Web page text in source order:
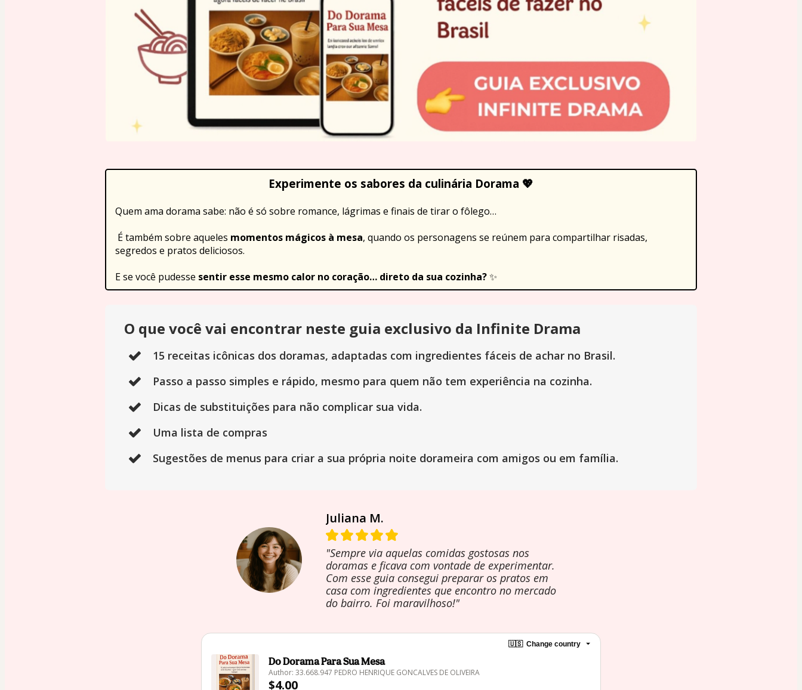
Experimente os sabores da culinária Dorama 💖
Quem ama dorama sabe: não é só sobre romance, lágrimas e finais de tirar o fôlego…
É também sobre aqueles momentos mágicos à mesa, quando os personagens se reúnem para compartilhar risadas,
segredos e pratos deliciosos.
E se você pudesse sentir esse mesmo calor no coração… direto da sua cozinha? ✨
O que você vai encontrar neste guia exclusivo da Infinite Drama
15 receitas icônicas dos doramas, adaptadas com ingredientes fáceis de achar no Brasil.
Passo a passo simples e rápido, mesmo para quem não tem experiência na cozinha.
Dicas de substituições para não complicar sua vida.
Uma lista de compras
Sugestões de menus para criar a sua própria noite dorameira com amigos ou em família.
Juliana M.
"Sempre via aquelas comidas gostosas nos
doramas e ficava com vontade de experimentar.
Com esse guia consegui preparar os pratos em
casa com ingredientes que encontro no mercado
do bairro. Foi maravilhoso!"
🇺🇸 Change country
Do Dorama Para Sua Mesa
Author: 33.668.947 PEDRO HENRIQUE GONCALVES DE OLIVEIRA
$4.00